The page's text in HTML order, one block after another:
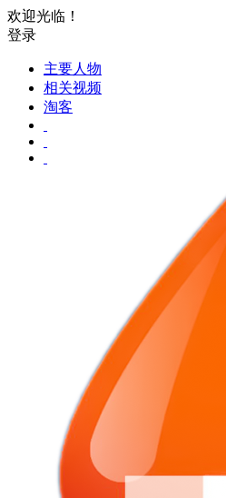
欢迎光临！
登录
主要人物
相关视频
淘客